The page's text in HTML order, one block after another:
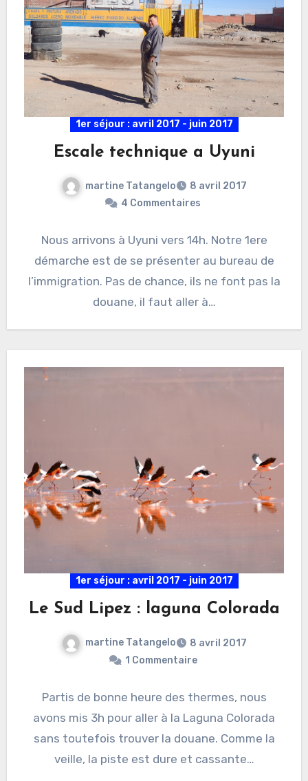
1er séjour : avril 2017 - juin 2017
Escale technique a Uyuni
martine Tatangelo
8 avril 2017
4 Commentaires
Nous arrivons à Uyuni vers 14h. Notre 1ere
démarche est de se présenter au bureau de
l’immigration. Pas de chance, ils ne font pas la
douane, il faut aller à…
1er séjour : avril 2017 - juin 2017
Le Sud Lipez : laguna Colorada
martine Tatangelo
8 avril 2017
1 Commentaire
Partis de bonne heure des thermes, nous
avons mis 3h pour aller à la Laguna Colorada
sans toutefois trouver la douane. Comme la
veille, la piste est dure et cassante…